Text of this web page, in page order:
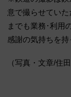
意で撮らせていた
までも業務･利用
感謝の気持ちを持
（写真・文章/住田